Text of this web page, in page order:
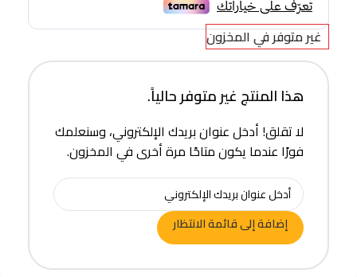
غير متوفر في المخزون
هذا المنتج غير متوفر حالياً.
لا تقلق! أدخل عنوان بريدك الإلكتروني، وسنعلمك
فورًا عندما يكون متاحًا مرة أخرى في المخزون.
إضافة إلى قائمة الانتظار